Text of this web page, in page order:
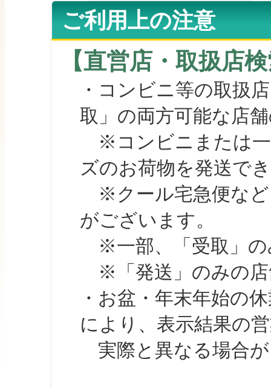
ご利用上の注意
【直営店・取扱店
・コンビニ等の取扱
取」の両方可能な店
※コンビニまたは一
ズのお荷物を発送で
※クール宅急便など
がございます。
※一部、「受取」の
※「発送」のみの店
・お盆・年末年始の
により、表示結果の
実際と異なる場合が